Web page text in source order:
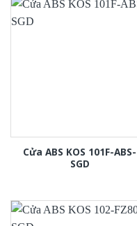
Cửa ABS KOS 101F-ABS-
SGD